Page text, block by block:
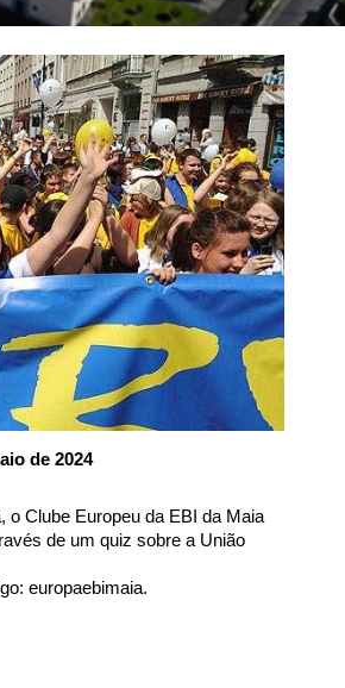
de 2024
o Clube Europeu da EBI da Maia
de um quiz sobre a União
europaebimaia.